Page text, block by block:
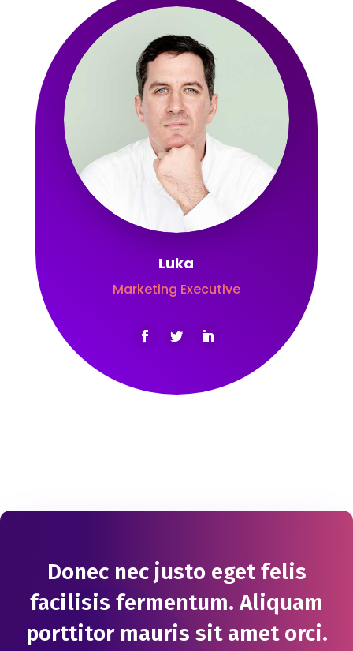
Luka
Marketing Executive
Donec nec justo eget felis
facilisis fermentum. Aliquam
porttitor mauris sit amet orci.